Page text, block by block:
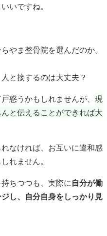
いですね。
やま整骨院を選んだのか。
と接するのは大丈夫？
惑うかもしれませんが、 現
と伝えることができれば大
なければ、お互いに違和感
れません。
ちつつも、実際に自分が働
し、自分自身をしっかり見